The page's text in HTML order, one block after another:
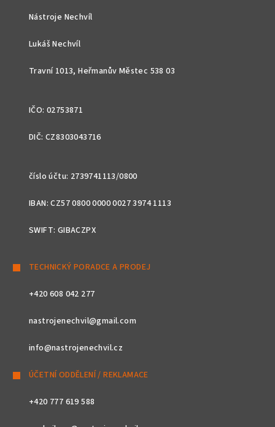
Nástroje Nechvíl
Lukáš Nechvíl
Travní 1013, Heřmanův Městec 538 03
IČO: 02753871
DIČ: CZ8303043716
číslo účtu: 2739741113/0800
IBAN: CZ57 0800 0000 0027 3974 1113
SWIFT: GIBACZPX
TECHNICKÝ PORADCE A PRODEJ
+420 608 042 277
nastrojenechvil@gmail.com
info@nastrojenechvil.cz
ÚČETNÍ ODDĚLENÍ / REKLAMACE
+420 777 619 588